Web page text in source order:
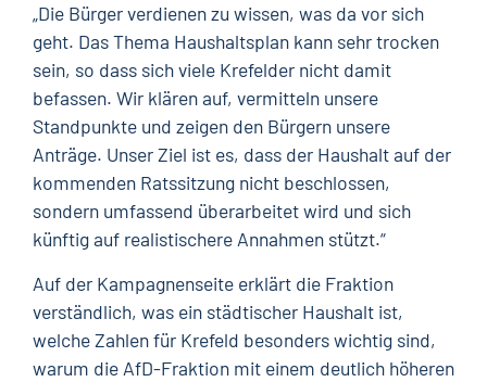
„Die Bürger verdienen zu wissen, was da vor sich
geht. Das Thema Haushaltsplan kann sehr trocken
sein, so dass sich viele Krefelder nicht damit
befassen. Wir klären auf, vermitteln unsere
Standpunkte und zeigen den Bürgern unsere
Anträge. Unser Ziel ist es, dass der Haushalt auf der
kommenden Ratssitzung nicht beschlossen,
sondern umfassend überarbeitet wird und sich
künftig auf realistischere Annahmen stützt.“
Auf der Kampagnenseite erklärt die Fraktion
verständlich, was ein städtischer Haushalt ist,
welche Zahlen für Krefeld besonders wichtig sind,
warum die AfD-Fraktion mit einem deutlich höheren